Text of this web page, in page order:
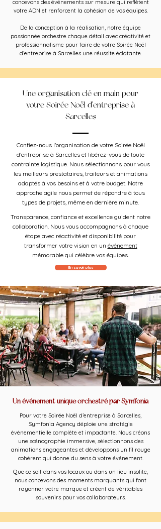
concevons des événements sur mesure qui reflètent
votre ADN et renforcent la cohésion de vos équipes.
De la conception à la réalisation, notre équipe
passionnée orchestre chaque détail avec créativité et
professionnalisme pour faire de votre Soirée Noël
d’entreprise à Sarcelles une réussite éclatante.
Une organisation clé en main pour
votre Soirée Noël d’entreprise à
Sarcelles
Confiez-nous l'organisation de votre Soirée Noël
d’entreprise à Sarcelles et libérez-vous de toute
contrainte logistique. Nous sélectionnons pour vous
les meilleurs prestataires, traiteurs et animations
adaptés à vos besoins et à votre budget. Notre
approche agile nous permet de répondre à tous
types de projets, même en dernière minute.
Transparence, confiance et excellence guident notre
collaboration. Nous vous accompagnons à chaque
étape avec réactivité et disponibilité pour
transformer votre vision en un événement
mémorable qui célèbre vos équipes.
En savoir plus
Un événement unique orchestré par Symfonia
Pour votre Soirée Noël d’entreprise à Sarcelles,
Symfonia Agency déploie une stratégie
événementielle complète et impactante. Nous créons
une scénographie immersive, sélectionnons des
animations engageantes et développons un fil rouge
cohérent qui donne du sens à votre événement.
Que ce soit dans vos locaux ou dans un lieu insolite,
nous concevons des moments marquants qui font
rayonner votre marque et créent de véritables
souvenirs pour vos collaborateurs.